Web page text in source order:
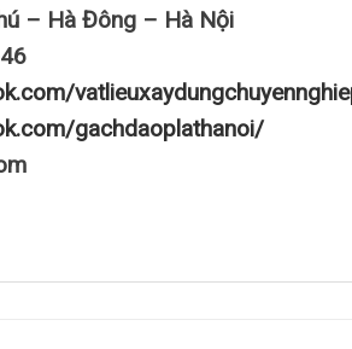
– Hà Đông – Hà Nội
gachdaoplathanoi/